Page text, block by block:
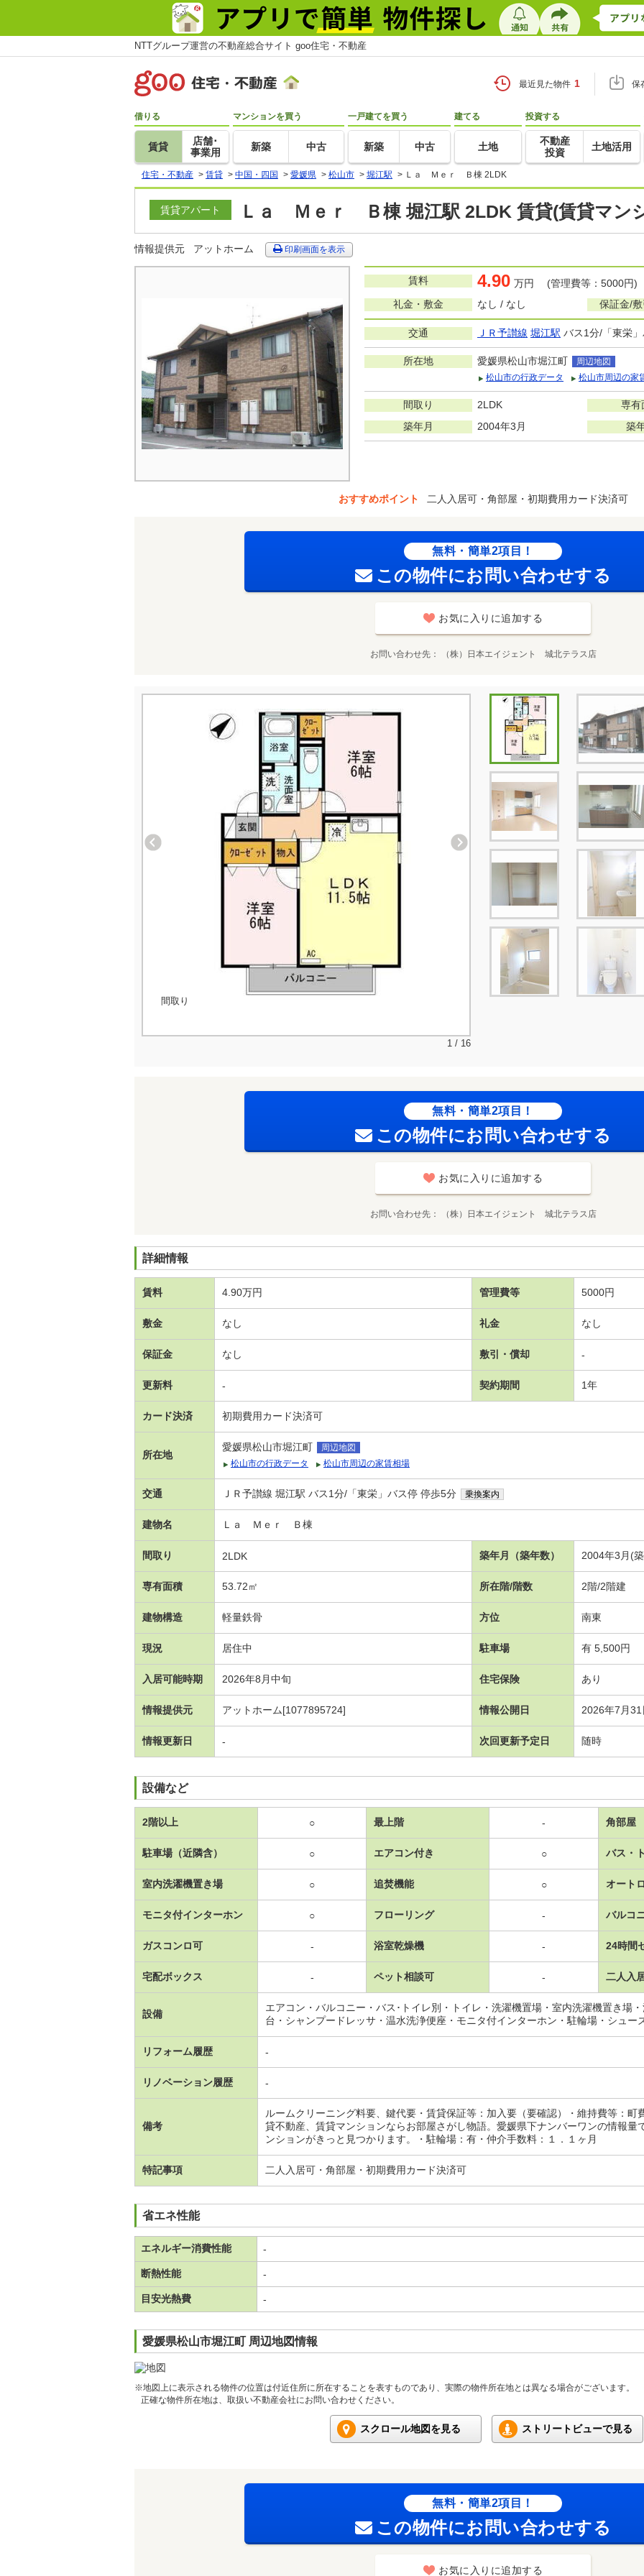
NTTグループ運営の不動産総合サイト goo住宅・不動産
最近見た物件 1 保
借りる
賃貸
店舗･
事業用
マンションを買う
新築 中古
一戸建てを買う
新築 中古
建てる
土地
投資する
不動産
投資
土地活用
住宅・不動産 > 賃貸 > 中国・四国 > 愛媛県 > 松山市 > 堀江駅 > Ｌａ Ｍｅｒ Ｂ棟 2LDK
賃貸アパート Ｌａ Ｍｅｒ Ｂ棟 堀江駅 2LDK 賃貸(賃貸マン
情報提供元 アットホーム 印刷画面を表示
賃料 4.90 万円 (管理費等：5000円)
礼金・敷金
なし / なし 保証金/
交通 ＪＲ予讃線 堀江駅 バス1分/「東栄
所在地 愛媛県松山市堀江町
周辺地図
松山市の行政データ
松山市周辺の家
間取り 2LDK 専有
築年月 2004年3月 築
おすすめポイント 二人入居可・角部屋・初期費用カード決済可
無料・簡単2項目！
この物件にお問い合わせする
お気に入りに追加する
お問い合わせ先 （株）日本エイジェント 城北テラス店
間取り
1 / 16
無料・簡単2項目！
この物件にお問い合わせする
お気に入りに追加する
お問い合わせ先 （株）日本エイジェント 城北テラス店
詳細情報
賃料 4.90万円 管理費等 5000円
敷金 なし 礼金 なし
保証金 なし 敷引・償却 -
更新料 - 契約期間 1年
カード決済 初期費用カード決済可
所在地
愛媛県松山市堀江町
周辺地図
松山市の行政データ
松山市周辺の家賃相場
交通 ＪＲ予讃線 堀江駅 バス1分/「東栄」バス停 停歩5分 乗換案内
建物名 Ｌａ Ｍｅｒ Ｂ棟
間取り 2LDK 築年月（築年数） 2004年3月(
専有面積 53.72㎡ 所在階/階数 2階/2階建
建物構造 軽量鉄骨 方位 南東
現況 居住中 駐車場 有 5,500円
入居可能時期 2026年8月中旬 住宅保険 あり
情報提供元 アットホーム[1077895724] 情報公開日 2026年7月31
情報更新日 - 次回更新予定日 随時
設備など
2階以上 ○ 最上階 - 角部屋
駐車場（近隣含） ○ エアコン付き ○ バス・
室内洗濯機置き場 ○ 追焚機能 ○ オート
モニタ付インターホン ○ フローリング - バルコ
ガスコンロ可 - 浴室乾燥機 - 24時間
宅配ボックス - ペット相談可 - 二人入
設備
エアコン・バルコニー・バス･トイレ別・トイレ・洗濯機置場・室内洗濯機置き場
台・シャンプードレッサ・温水洗浄便座・モニタ付インターホン・駐輪場・シュー
リフォーム履歴 -
リノベーション履歴 -
備考
ルームクリーニング料要、鍵代要・賃貸保証等：加入要（要確認）・維持費等：
貸不動産、賃貸マンションならお部屋さがし物語。愛媛県下ナンバーワンの情報量
ンションがきっと見つかります。・駐輪場：有・仲介手数料：１．１ヶ月
特記事項 二人入居可・角部屋・初期費用カード決済可
省エネ性能
エネルギー消費性能 -
断熱性能 -
目安光熱費 -
愛媛県松山市堀江町 周辺地図情報
※地図上に表示される物件の位置は付近住所に所在することを表すものであり、実際の物件所在地とは異なる場合がございます。
正確な物件所在地は、取扱い不動産会社にお問い合わせください。
スクロール地図を見る ストリートビューで見る
無料・簡単2項目！
この物件にお問い合わせする
お気に入りに追加する